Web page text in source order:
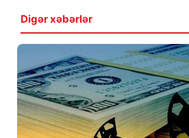
Digər xəbərlər